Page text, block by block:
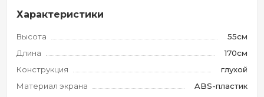
Характеристики
Высота
55см
Длина
170см
Конструкция
глухой
Материал экрана
ABS-пластик